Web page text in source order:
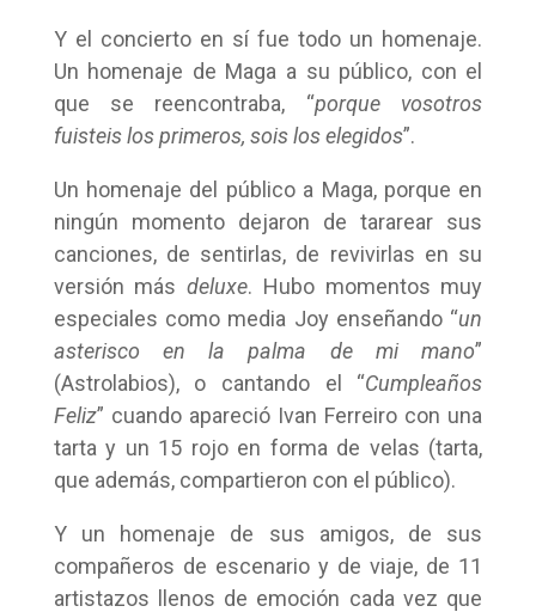
Y el concierto en sí fue todo un homenaje.
Un homenaje de Maga a su público, con el
que se reencontraba, “porque vosotros
fuisteis los primeros, sois los elegidos”.
Un homenaje del público a Maga, porque en
ningún momento dejaron de tararear sus
canciones, de sentirlas, de revivirlas en su
versión másdeluxe. Hubo momentos muy
especiales como media Joy enseñando “un
asterisco en la palma de mi mano”
(Astrolabios), o cantando el “Cumpleaños
Feliz” cuando apareció Ivan Ferreiro con una
tarta y un 15 rojo en forma de velas (tarta,
que además, compartieron con el público).
Y un homenaje de sus amigos, de sus
compañeros de escenario y de viaje, de 11
artistazos llenos de emoción cada vez que